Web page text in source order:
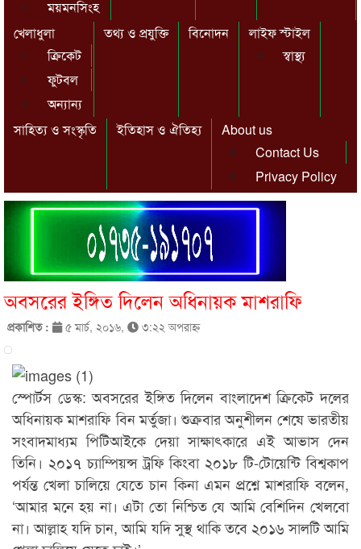
ময়মনসিংহ
খেলাধুলা
ক্রিকেট
ফুটবল
অন্যান্য
তথ্য ও প্রযুক্তি বিনোদন
লাইফ স্টাইল
স্বাস্থ্য
সাহিত্য ও সংস্কৃতি ইতিহাস ও ঐতিহ্য
About us
Contact Us
Privacy Policy
অবসরের ইঙ্গিত দিলেন অধিনায়ক মাশরাফি
প্রকাশিত : ৫ মার্চ, ২০১৬, ৩:২২ অপরাহ্ণ
স্পোর্টস ডেস্ক: অবসরের ইঙ্গিত দিলেন বাংলাদেশ ক্রিকেট দলের
অধিনায়ক মাশরাফি বিন মর্তুজা। শুক্রবার অনুশীলন শেষে ভারতীয়
সংবাদমাধ্যম পিটিআইকে দেয়া সাক্ষাৎকারে এই আভাস দেন
তিনি। ২০১৭ চ্যাম্পিয়ন্স ট্রফি কিংবা ২০১৮ টি-টোয়েন্টি বিশ্বকাপ
পর্যন্ত খেলা চালিয়ে যেতে চান কিনা এমন প্রশ্নে মাশরাফি বলেন,
‘আমার মনে হয় না। এটা তো নিশ্চিত যে আমি বেশিদিন খেলবো
না। আল্লাহ যদি চান, আমি যদি সুস্থ থাকি তবে ২০১৬ সালটি আমি